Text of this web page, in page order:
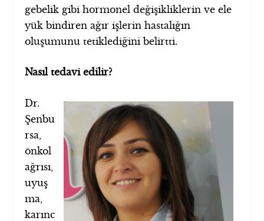
gebelik gibi hormonel değişikliklerin ve ele
yük bindiren ağır işlerin hastalığın
oluşumunu tetiklediğini belirtti.
Nasıl tedavi edilir?
Dr.
Şenbu
rsa,
önkol
ağrısı,
uyuş
ma,
karınc